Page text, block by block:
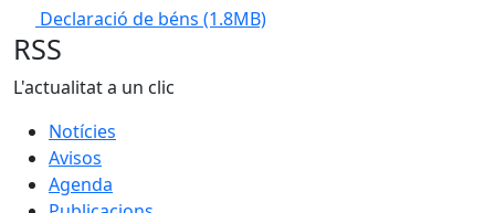
Declaració de béns (1.8MB)
RSS
L'actualitat a un clic
Notícies
Avisos
Agenda